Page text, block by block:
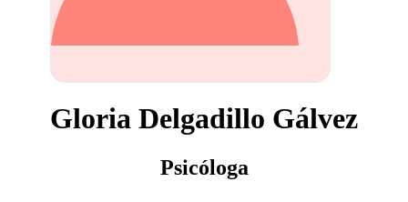
Gloria Delgadillo Gálvez
Psicóloga